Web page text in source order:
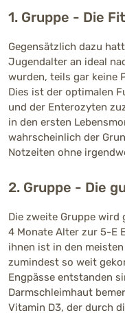
1. Gruppe - Die
Gegensätzlich dazu
Jugendalter an ideal
wurden, teils gar keine
Dies ist der optimalen
und der Enterozyten
in den ersten
wahrscheinlich der
Notzeiten ohne
2. Gruppe - Die
Die zweite Gruppe wird
4 Monate Alter zur 5-E
ihnen ist in den
zumindest so weit
Engpässe entstanden
Darmschleimhaut
Vitamin D3, der durch